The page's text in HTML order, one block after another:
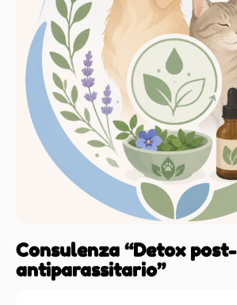
Consulenza “Detox post-
antiparassitario”